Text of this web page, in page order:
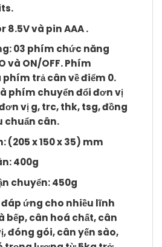
8.5V và pin AAA .
03 phím chức năng
và ON/OFF. Phím
phím trả cân về điểm 0.
phím chuyển đổi đơn vị
vị g, trc, thk, tsg, đồng
chuẩn cân.
(205 x 150 x 35) mm
400g
chuyển: 450g
đáp ứng cho nhiều lĩnh
bếp, cân hoá chất,cân
đóng gói, cân yến sào,